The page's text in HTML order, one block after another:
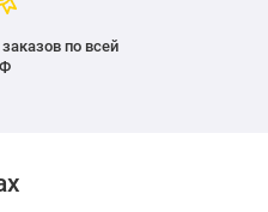
по всей